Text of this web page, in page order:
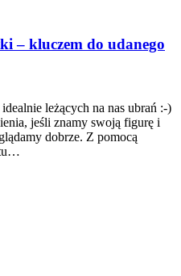
– kluczem do udanego
leżących na nas ubrań :-)
jeśli znamy swoją figurę i
dobrze. Z pomocą